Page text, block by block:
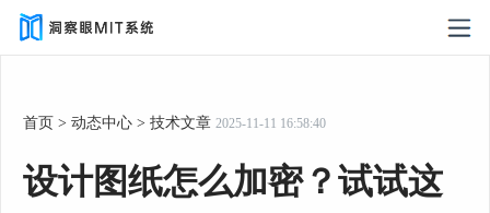
首页 > 动态中心 > 技术文章 2025-11-11 16:58:40
设计图纸怎么加密？试试这